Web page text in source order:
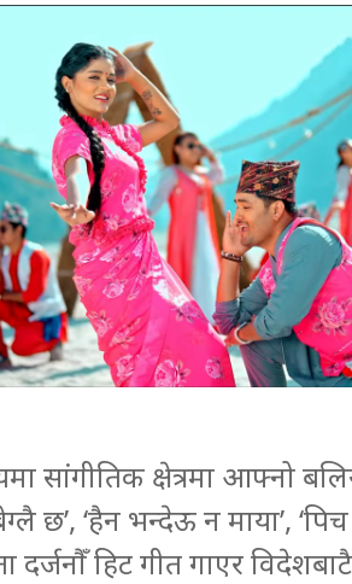
सांगीतिक क्षेत्रमा आफ्नो
छ’, ‘हैन भन्देऊ न माया’, ‘पिच
हिट गीत गाएर